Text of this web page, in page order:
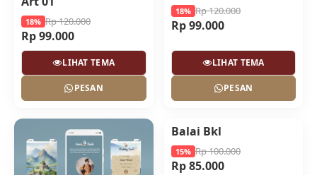
18% Rp 120.000
Rp 99.000
LIHAT TEMA
PESAN
18% Rp 120.000
Rp 99.000
LIHAT TEMA
PESAN
Balai Bkl
15% Rp 100.000
Rp 85.000